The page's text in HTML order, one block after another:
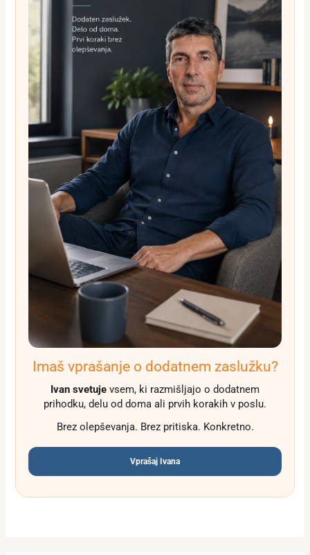
Imaš vprašanje o dodatnem zaslužku?
Ivan svetuje vsem, ki razmišljajo o dodatnem
prihodku, delu od doma ali prvih korakih v poslu.
Brez olepševanja. Brez pritiska. Konkretno.
Vprašaj Ivana